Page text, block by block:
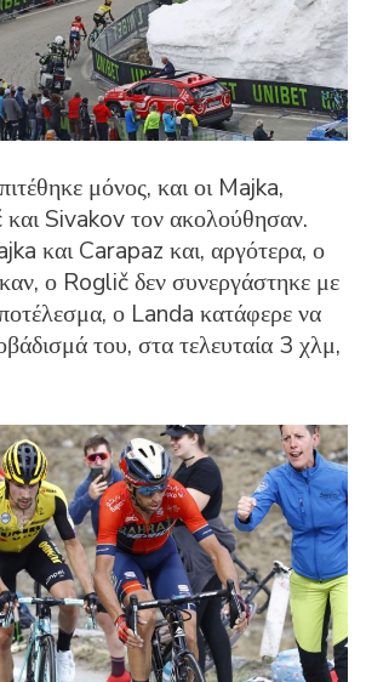
μόνος, και οι Majka,
Sivakov τον ακολούθησαν.
και Carapaz και, αργότερα, ο
ο Roglič δεν συνεργάστηκε με
ο Landa κατάφερε να
του, στα τελευταία 3 χλμ,